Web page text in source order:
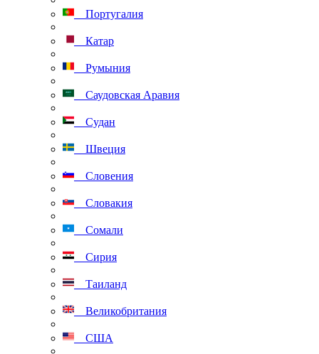
Португалия
Катар
Румыния
Саудовская Аравия
Судан
Швеция
Словения
Словакия
Сомали
Сирия
Таиланд
Великобритания
США